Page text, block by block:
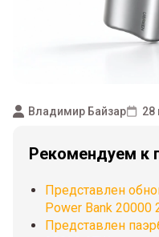
Владимир Байзар 28
Рекомендуем к
Представлен
Power Bank 20000
Представлен